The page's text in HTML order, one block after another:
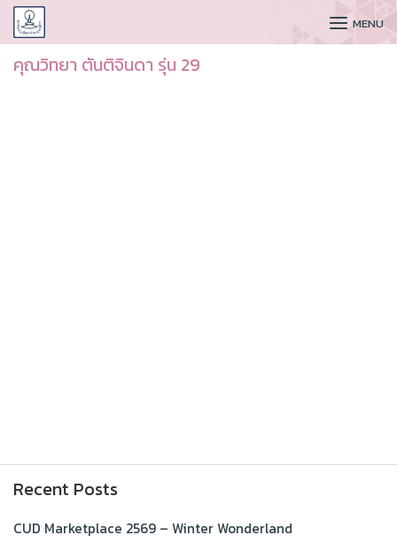
CUDAA MENU
คุณวิทยา ตันติจินดา รุ่น 29
Recent Posts
CUD Marketplace 2569 – Winter Wonderland